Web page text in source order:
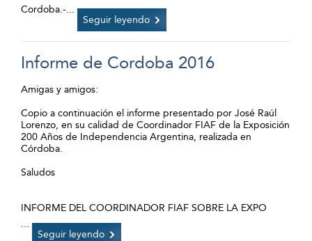
Cordoba.-...
Seguir leyendo
Informe de Cordoba 2016
Amigas y amigos:
Copio a continuación el informe presentado por José Raúl
Lorenzo, en su calidad de Coordinador FIAF de la Exposición
200 Años de Independencia Argentina, realizada en
Córdoba.
Saludos
INFORME DEL COORDINADOR FIAF SOBRE LA EXPO
...
Seguir leyendo